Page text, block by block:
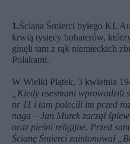
1.Ściana Śmierci byłego KL
krwią tysięcy bohaterów,
ginęli tam z rąk niemieckich
Polakami.
W Wielki Piątek, 3 kwietnia
„Kiedy esesmani
nr 11 i tam polecili im przed
naga – Jan Murek zaczął
oraz pieśni religijne. Przed
Ścianę Śmierci zaintonował